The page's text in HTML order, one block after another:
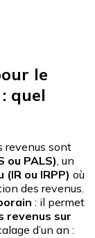
le
quel
revenus sont
ou PALS), un
ou IRPP) où
des revenus.
: il permet
revenus sur
d’un an :